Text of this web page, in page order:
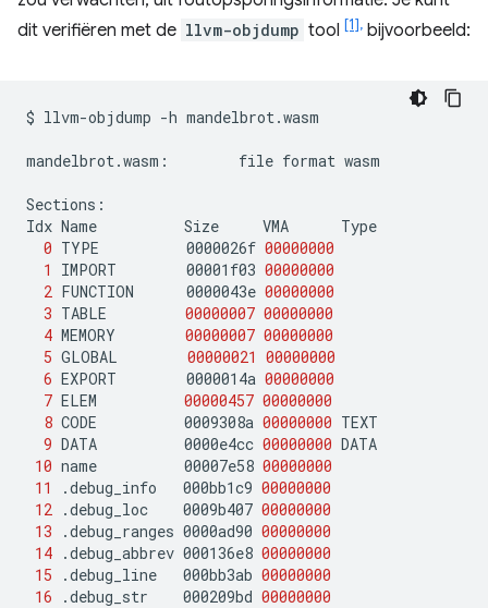
dit verifiëren met de llvm-objdump tool [1], bijvoorbeeld:
$ llvm-objdump -h mandelbrot.wasm
mandelbrot.wasm: file format wasm
Sections:
Idx Name Size VMA
0 TYPE 0000026f 00000000
1
IMPORT 00001f03 00000000
2 FUNCTION 0000043e 00000000
3 TABLE 00000007 00000000
4 MEMORY 00000007 00000000
5 GLOBAL 00000021 00000000
6 EXPORT 0000014a 00000000
7 ELEM 00000457 00000000
8 CODE 0009308a 00000000
9 DATA 0000e4cc 00000000
10 name 00007e58 00000000
11
.debug_info 000bb1c9 00000000
12 .debug_loc 0009b407 00000000
13
.debug_ranges 0000ad90 00000000
14 .debug_abbrev 000136e8 00000000
15
.debug_line 000bb3ab 00000000
16
.debug_str 000209bd 00000000